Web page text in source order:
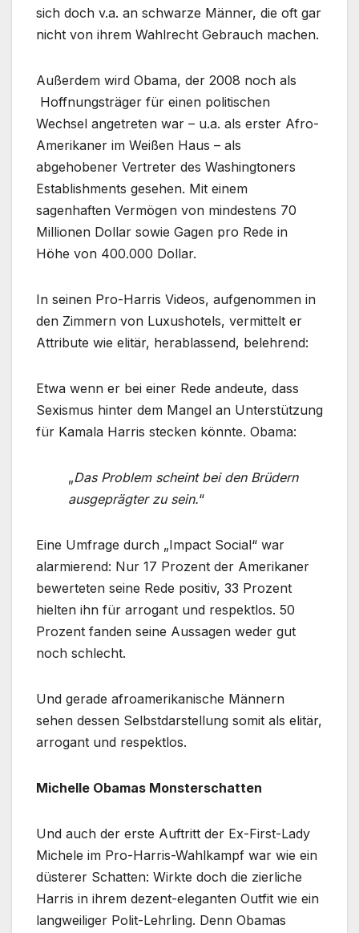
sich doch v.a. an schwarze Männer, die oft gar
nicht von ihrem Wahlrecht Gebrauch machen.
Außerdem wird Obama, der 2008 noch als
Hoffnungsträger für einen politischen
Wechsel angetreten war – u.a. als erster Afro-
Amerikaner im Weißen Haus – als
abgehobener Vertreter des Washingtoners
Establishments gesehen. Mit einem
sagenhaften Vermögen von mindestens 70
Millionen Dollar sowie Gagen pro Rede in
Höhe von 400.000 Dollar.
In seinen Pro-Harris Videos, aufgenommen in
den Zimmern von Luxushotels, vermittelt er
Attribute wie elitär, herablassend, belehrend:
Etwa wenn er bei einer Rede andeute, dass
Sexismus hinter dem Mangel an Unterstützung
für Kamala Harris stecken könnte. Obama:
„Das Problem scheint bei den Brüdern
ausgeprägter zu sein.“
Eine Umfrage durch „Impact Social“ war
alarmierend: Nur 17 Prozent der Amerikaner
bewerteten seine Rede positiv, 33 Prozent
hielten ihn für arrogant und respektlos. 50
Prozent fanden seine Aussagen weder gut
noch schlecht.
Und gerade afroamerikanische Männern
sehen dessen Selbstdarstellung somit als elitär,
arrogant und respektlos.
Michelle Obamas Monsterschatten
Und auch der erste Auftritt der Ex-First-Lady
Michele im Pro-Harris-Wahlkampf war wie ein
düsterer Schatten: Wirkte doch die zierliche
Harris in ihrem dezent-eleganten Outfit wie ein
langweiliger Polit-Lehrling. Denn Obamas